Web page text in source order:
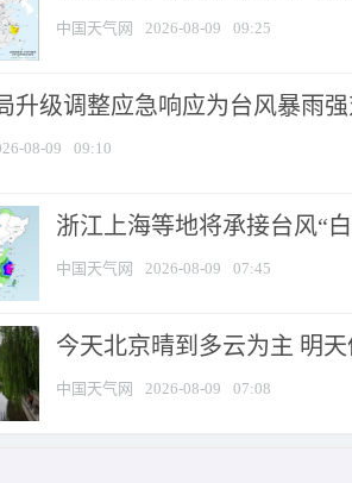
中国天气网 2026-08-09 09:25
升级调整应急响应为台风暴雨
08-09 09:10
浙江上海等地将承接台风“
中国天气网 2026-08-09 07:45
今天北京晴到多云为主 明
中国天气网 2026-08-09 07:08